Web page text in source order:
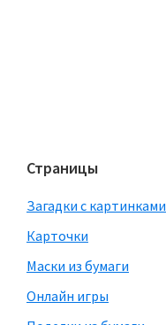
Страницы
Загадки с картинками
Карточки
Маски из бумаги
Онлайн игры